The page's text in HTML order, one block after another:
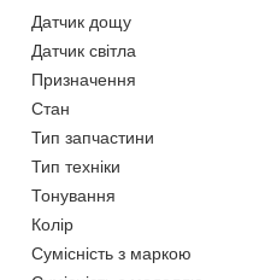
Датчик дощу
Датчик світла
Призначення
Стан
Тип запчастини
Тип техніки
Тонування
Колір
Сумісність з маркою